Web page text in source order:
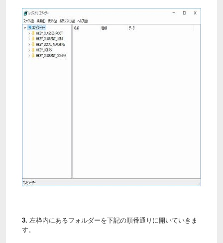
3. 左枠内にあるフォルダーを下記の順番通りに開いていきま
す。